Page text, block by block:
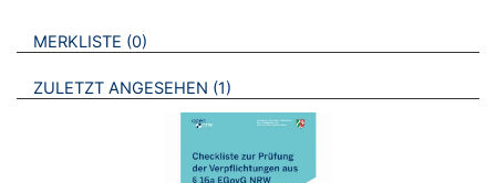
VERWEISE AUF VERMERKTE- ODER ZULETZT ANGESEHENE
MERKLISTE 0 BROSCHÜREN
ZULETZT ANGESEHEN 1 BROSCHÜREN